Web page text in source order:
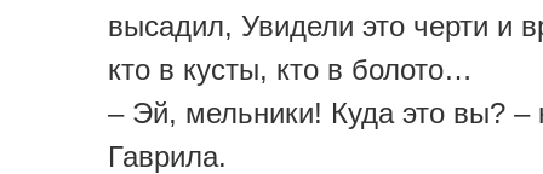
высадил, Увидели это черти и
кто в кусты, кто в болото…
– Эй, мельники! Куда это вы? –
Гаврила.